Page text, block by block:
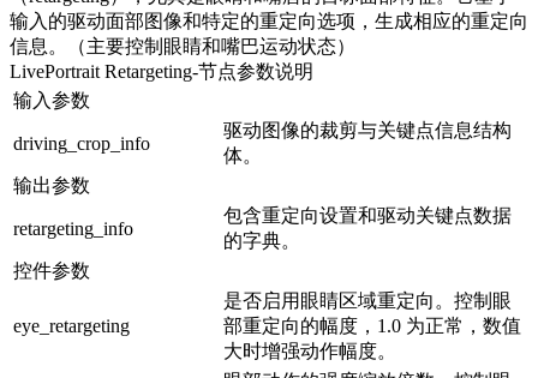
输入的驱动面部图像和特定的重定向选项，生成相应的重定向
信息。（主要控制眼睛和嘴巴运动状态）
LivePortrait Retargeting-节点参数说明
输入参数
driving_crop_info
驱动图像的裁剪与关键点信息结构
体。
输出参数
retargeting_info
包含重定向设置和驱动关键点数据
的字典。
控件参数
eye_retargeting
是否启用眼睛区域重定向。控制眼
部重定向的幅度，1.0 为正常，数值
大时增强动作幅度。